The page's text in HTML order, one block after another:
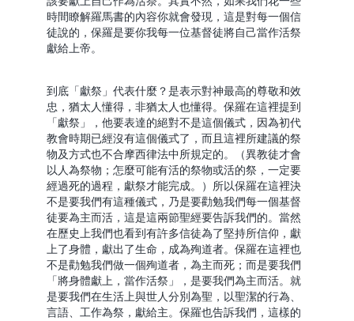
時間瞭解羅馬書的內容你就會發現，這是對每一個信
徒說的，保羅是要你我每一位基督徒將自己當作活祭
獻給上帝。
到底「獻祭」代表什麼？是表示對神最高的尊敬和效
忠，猶太人懂得，非猶太人也懂得。保羅在這裡提到
「獻祭」，他要表達的絕對不是這個儀式，因為初代
教會時期已經沒有這個儀式了，而且這裡所建議的祭
物及方式也不合摩西律法中所規定的。（異教徒才會
以人為祭物；怎麼可能有活的祭物或活的祭，一定要
經過死的過程，獻祭才能完成。）所以保羅在這裡決
不是要我們有這種儀式，乃是要勸勉我們每一個基督
徒要為主而活，這是這兩節聖經要告訴我們的。當然
在歷史上我們也看到有許多信徒為了堅持所信仰，獻
上了身體，獻出了生命，成為殉道者。保羅在這裡也
不是勸勉我們做一個殉道者，為主而死；而是要我們
「將身體獻上，當作活祭」，是要我們為主而活。就
是要我們在生活上與世人分別為聖，以聖潔的行為、
言語、工作為祭，獻給主。保羅也告訴我們，這樣的